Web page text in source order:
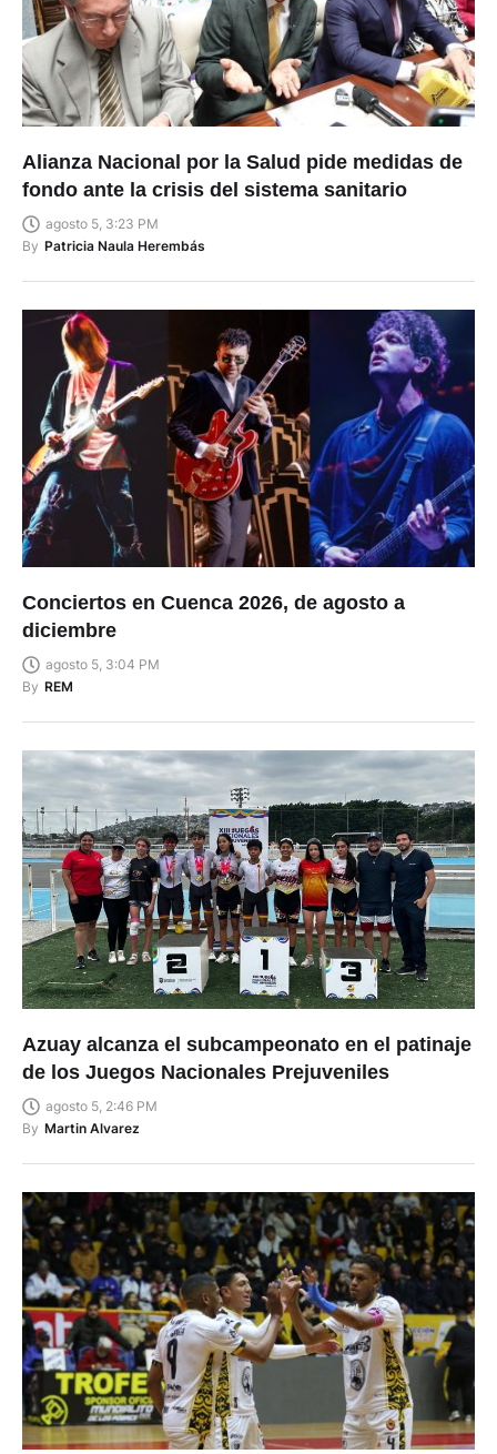
Alianza Nacional por la Salud pide medidas de
fondo ante la crisis del sistema sanitario
agosto 5, 3:23 PM
By Patricia Naula Herembás
Conciertos en Cuenca 2026, de agosto a
diciembre
agosto 5, 3:04 PM
By REM
Azuay alcanza el subcampeonato en el patinaje
de los Juegos Nacionales Prejuveniles
agosto 5, 2:46 PM
By Martin Alvarez